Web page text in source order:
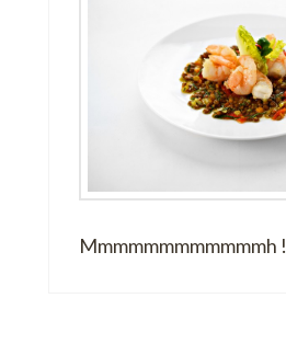
Mmmmmmmmmmmmh !